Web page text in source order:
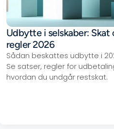
Udbytte i selskaber: Skat
regler 2026
Sådan beskattes udbytte i
Se satser, regler for
hvordan du undgår restskat.